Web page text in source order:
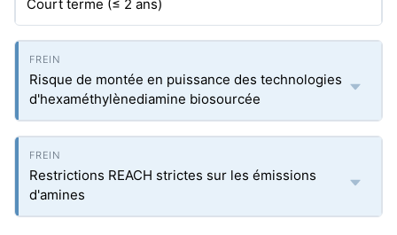
Court terme (≤ 2 ans)
Risque de montée en puissance des technologies
d'hexaméthylènediamine biosourcée
Restrictions REACH strictes sur les émissions
d'amines